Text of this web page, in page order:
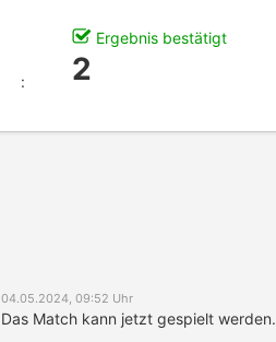
Ergebnis bestätigt
: 2
04.05.2024, 09:52 Uhr
Das Match kann jetzt gespielt werden.